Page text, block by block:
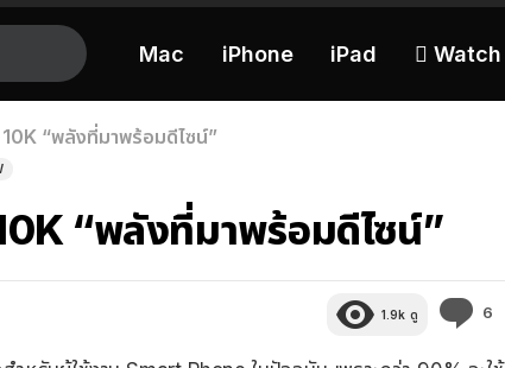
Mac iPhone iPad  Watch
“พลังที่มาพร้อมดีไซน์”
“พลังที่มาพร้อมดีไซน์”
1.9k ดู 6